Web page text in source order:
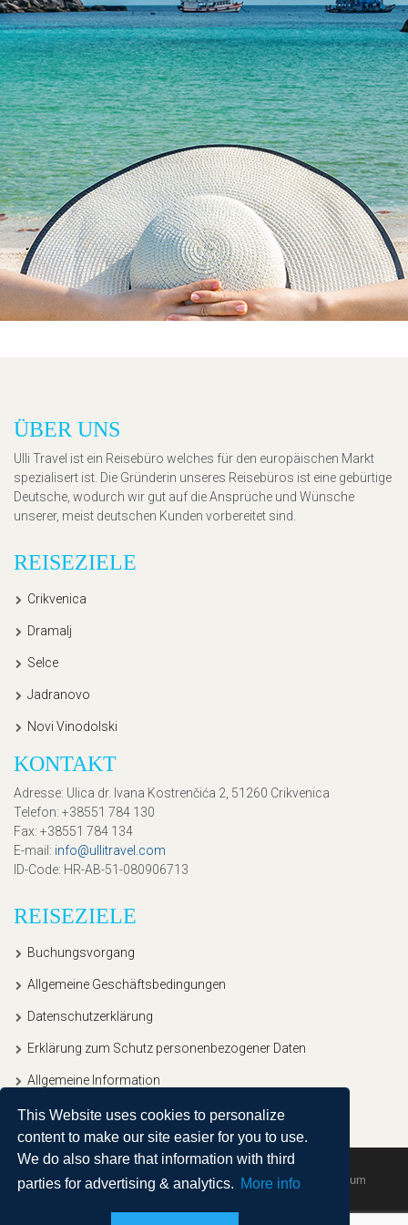
This Website uses cookies to personalize
content to make our site easier for you to use.
We do also share that information with third
parties for advertising & analytics. More info
ÜBER UNS
Ulli Travel ist ein Reisebüro welches für den europäischen Markt
spezialisert ist. Die Gründerin unseres Reisebüros ist eine gebürtige
Deutsche, wodurch wir gut auf die Ansprüche und Wünsche
unserer, meist deutschen Kunden vorbereitet sind.
REISEZIELE
Crikvenica
Dramalj
Selce
Jadranovo
Novi Vinodolski
KONTAKT
Adresse: Ulica dr. Ivana Kostrenčića 2, 51260 Crikvenica
Telefon: +38551 784 130
Fax: +38551 784 134
E-mail : info@ullitravel.com
ID-Code: HR-AB-51-080906713
REISEZIELE
Buchungsvorgang
Allgemeine Geschäftsbedingungen
Datenschutzerklärung
Erklärung zum Schutz personenbezogener Daten
Allgemeine Information
Copyright © 2020, Ullitravel |Sitemap| Powered by Agendum